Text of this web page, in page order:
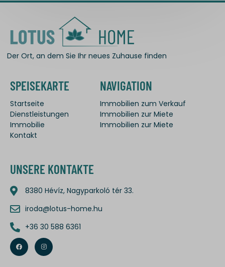
Der Ort, an dem Sie Ihr neues Zuhause finden
SPEISEKARTE
Startseite
Dienstleistungen
Immobilie
Kontakt
NAVIGATION
Immobilien zum Verkauf
Immobilien zur Miete
Immobilien zur Miete
UNSERE KONTAKTE
8380 Hévíz, Nagyparkoló tér 33.
iroda@lotus-home.hu
+36 30 588 6361